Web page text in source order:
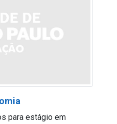
para estágio em